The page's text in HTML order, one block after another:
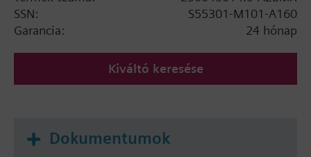
SSN:
S55301-M101-A160
Garancia:
24 hónap
Kiváltó keresése
Dokumentumok